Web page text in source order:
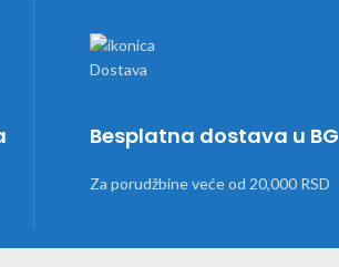
Besplatna dostava u BG
Za porudžbine veće od 20,000 RSD